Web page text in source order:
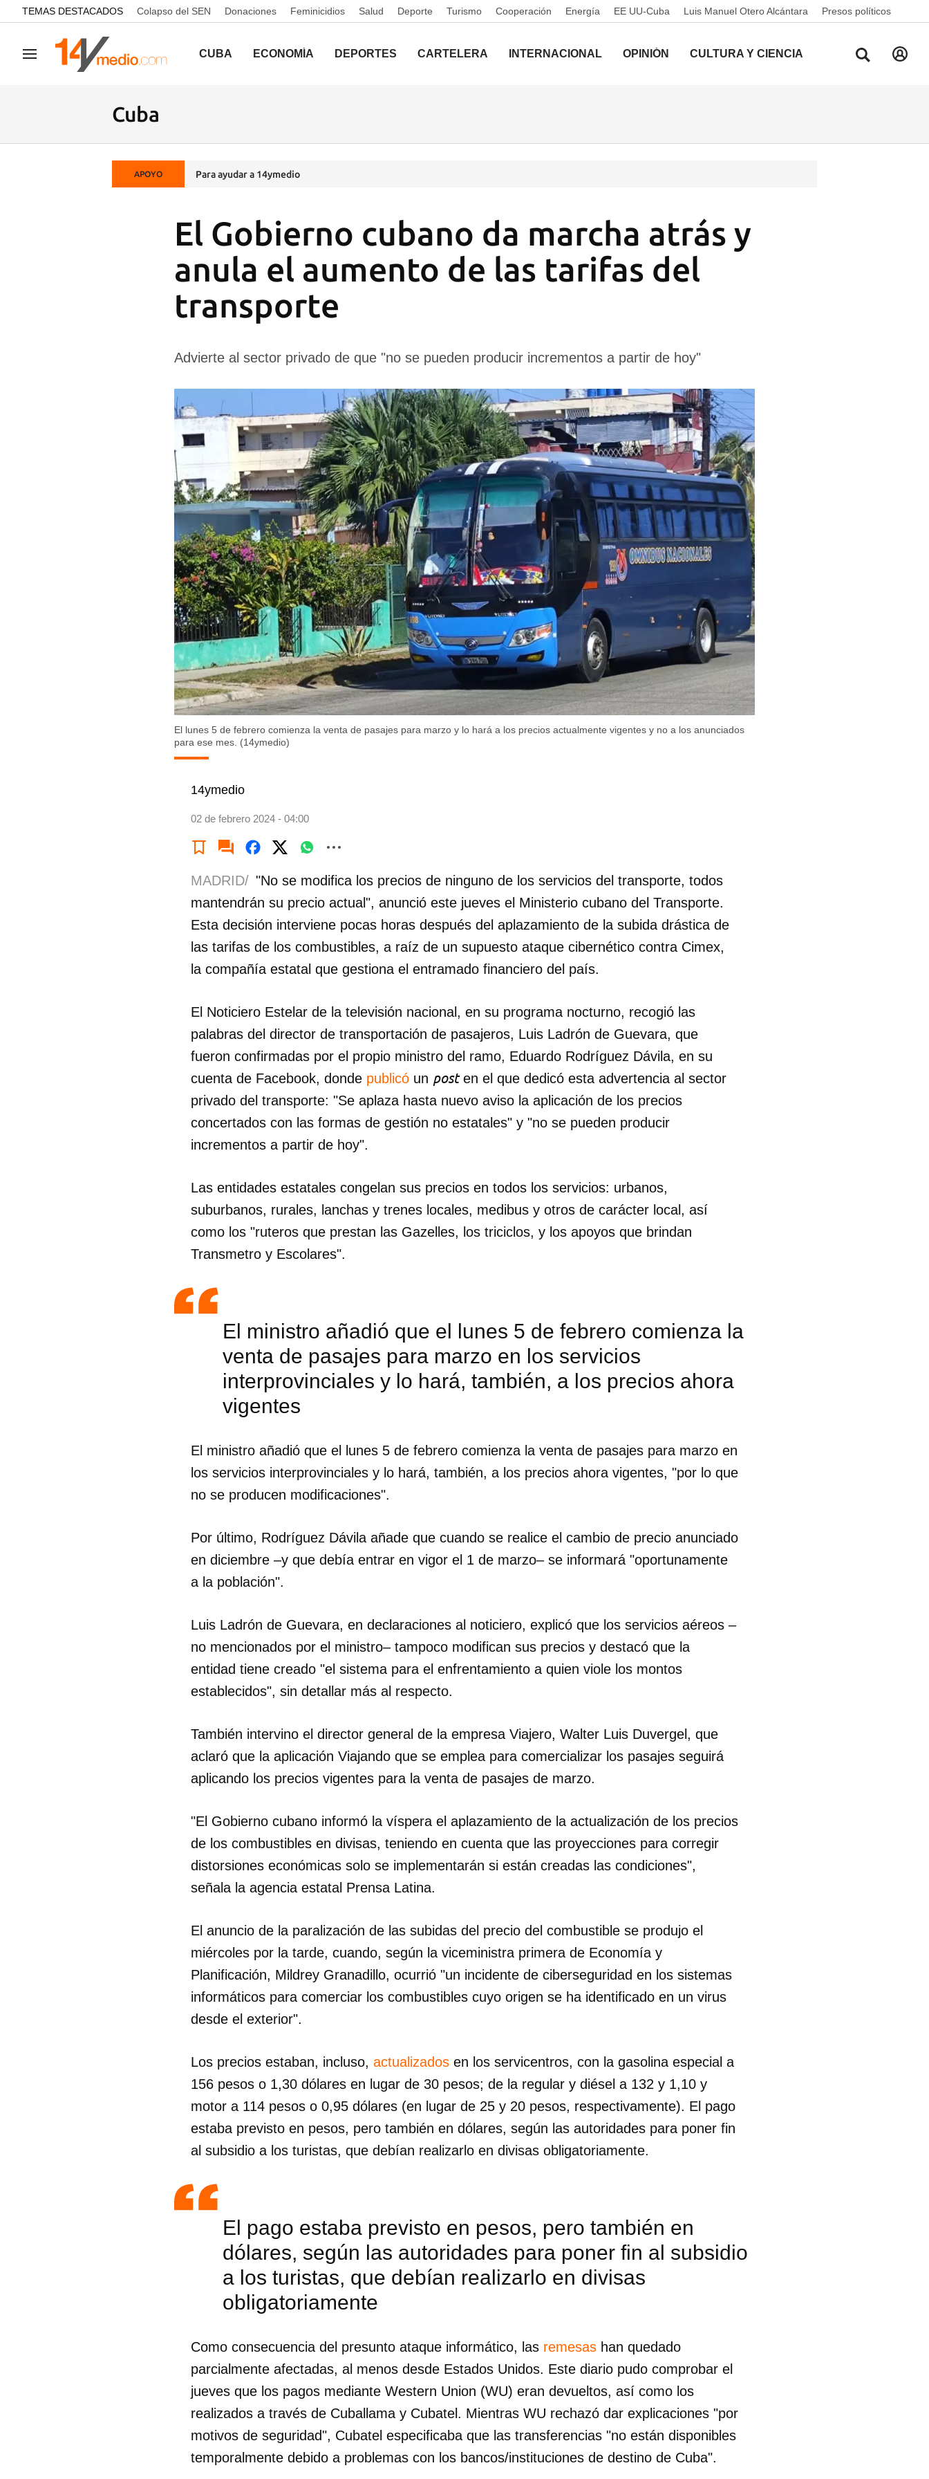
common.go-to-content
TEMAS DESTACADOS Colapso del SEN Donaciones Feminicidios Salud Deporte Turismo Cooperación Energía EE UU-Cuba Luis Manuel Otero Alcántara Presos políticos
Navegación CUBA ECONOMÍA DEPORTES CARTELERA INTERNACIONAL OPINIÓN CULTURA Y CIENCIA
Cuba
APOYO Para ayudar a 14ymedio
El Gobierno cubano da marcha atrás y
anula el aumento de las tarifas del
transporte
Advierte al sector privado de que "no se pueden producir incrementos a partir de hoy"
El lunes 5 de febrero comienza la venta de pasajes para marzo y lo hará a los precios actualmente vigentes y no a los anunciados
para ese mes. (14ymedio)
14ymedio
02 de febrero 2024 - 04:00
Guardar como favorito
cuenta de 14ymedio.
MADRID/ "No se modifica los precios de ninguno de los servicios del transporte, todos
mantendrán su precio actual", anunció este jueves el Ministerio cubano del Transporte.
Esta decisión interviene pocas horas después del aplazamiento de la subida drástica de
las tarifas de los combustibles, a raíz de un supuesto ataque cibernético contra Cimex,
la compañía estatal que gestiona el entramado financiero del país.
El Noticiero Estelar de la televisión nacional, en su programa nocturno, recogió las
palabras del director de transportación de pasajeros, Luis Ladrón de Guevara, que
fueron confirmadas por el propio ministro del ramo, Eduardo Rodríguez Dávila, en su
cuenta de Facebook, donde publicó un posten el que dedicó esta advertencia al sector
privado del transporte: "Se aplaza hasta nuevo aviso la aplicación de los precios
concertados con las formas de gestión no estatales" y "no se pueden producir
incrementos a partir de hoy".
Las entidades estatales congelan sus precios en todos los servicios: urbanos,
suburbanos, rurales, lanchas y trenes locales, medibus y otros de carácter local, así
como los "ruteros que prestan las Gazelles, los triciclos, y los apoyos que brindan
Transmetro y Escolares".
El ministro añadió que el lunes 5 de febrero comienza la
venta de pasajes para marzo en los servicios
interprovinciales y lo hará, también, a los precios ahora
vigentes
El ministro añadió que el lunes 5 de febrero comienza la venta de pasajes para marzo en
los servicios interprovinciales y lo hará, también, a los precios ahora vigentes, "por lo que
no se producen modificaciones".
Por último, Rodríguez Dávila añade que cuando se realice el cambio de precio anunciado
en diciembre –y que debía entrar en vigor el 1 de marzo– se informará "oportunamente
a la población".
Luis Ladrón de Guevara, en declaraciones al noticiero, explicó que los servicios aéreos –
no mencionados por el ministro– tampoco modifican sus precios y destacó que la
entidad tiene creado "el sistema para el enfrentamiento a quien viole los montos
establecidos", sin detallar más al respecto.
También intervino el director general de la empresa Viajero, Walter Luis Duvergel, que
aclaró que la aplicación Viajando que se emplea para comercializar los pasajes seguirá
aplicando los precios vigentes para la venta de pasajes de marzo.
"El Gobierno cubano informó la víspera el aplazamiento de la actualización de los precios
de los combustibles en divisas, teniendo en cuenta que las proyecciones para corregir
distorsiones económicas solo se implementarán si están creadas las condiciones",
señala la agencia estatal Prensa Latina.
El anuncio de la paralización de las subidas del precio del combustible se produjo el
miércoles por la tarde, cuando, según la viceministra primera de Economía y
Planificación, Mildrey Granadillo, ocurrió "un incidente de ciberseguridad en los sistemas
informáticos para comerciar los combustibles cuyo origen se ha identificado en un virus
desde el exterior".
Los precios estaban, incluso, actualizados en los servicentros, con la gasolina especial a
156 pesos o 1,30 dólares en lugar de 30 pesos; de la regular y diésel a 132 y 1,10 y
motor a 114 pesos o 0,95 dólares (en lugar de 25 y 20 pesos, respectivamente). El pago
estaba previsto en pesos, pero también en dólares, según las autoridades para poner fin
al subsidio a los turistas, que debían realizarlo en divisas obligatoriamente.
El pago estaba previsto en pesos, pero también en
dólares, según las autoridades para poner fin al subsidio
a los turistas, que debían realizarlo en divisas
obligatoriamente
Como consecuencia del presunto ataque informático, las remesas han quedado
parcialmente afectadas, al menos desde Estados Unidos. Este diario pudo comprobar el
jueves que los pagos mediante Western Union (WU) eran devueltos, así como los
realizados a través de Cuballama y Cubatel. Mientras WU rechazó dar explicaciones "por
motivos de seguridad", Cubatel especificaba que las transferencias "no están disponibles
temporalmente debido a problemas con los bancos/instituciones de destino de Cuba".